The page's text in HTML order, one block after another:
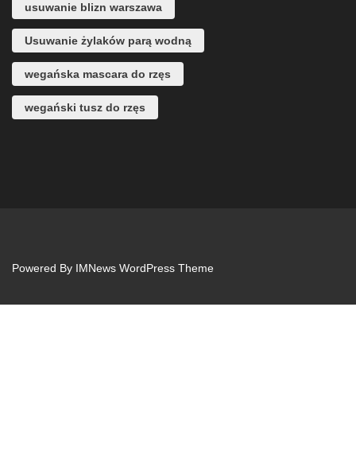
usuwanie blizn warszawa
Usuwanie żylaków parą wodną
wegańska mascara do rzęs
wegański tusz do rzęs
Powered By IMNews WordPress Theme